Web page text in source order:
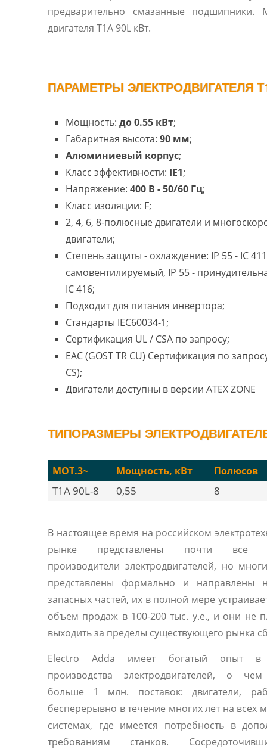
предварительно смазанные подшипники.
двигателя T1A 90L кВт.
ПАРАМЕТРЫ ЭЛЕКТРОДВИГАТЕЛЯ
Мощность: до 0.55 кВт;
Габаритная высота: 90 мм;
Алюминиевый корпус;
Класс эффективности: IE1;
Напряжение: 400 В - 50/60 Гц;
Класс изоляции: F;
2, 4, 6, 8-полюсные двигатели и
двигатели;
Степень защиты - охлаждение: IP 55 - IC 411
самовентилируемый, IP 55 -
IC 416;
Подходит для питания инвертора;
Стандарты IEC60034-1;
Сертификация UL / CSA по запросу;
EAC (GOST TR CU) Сертификация по
CS);
Двигатели доступны в версии ATEX ZONE
ТИПОРАЗМЕРЫ
MOT.3~ Мощность, кВт Полюсов
T1A 90L-8 0,55 8
В настоящее время на российском
рынке представлены почти все
производители электродвигателей, но
представлены формально и направлены
запасных частей, их в полной мере
объем продаж в 100-200 тыс. у.е., и они не
выходить за пределы существующего рынка
Electro Adda имеет богатый опыт в
производства электродвигателей, о
больше 1 млн. поставок: двигатели,
бесперерывно в течение многих лет на всех
системах, где имеется потребность в
требованиям станков.